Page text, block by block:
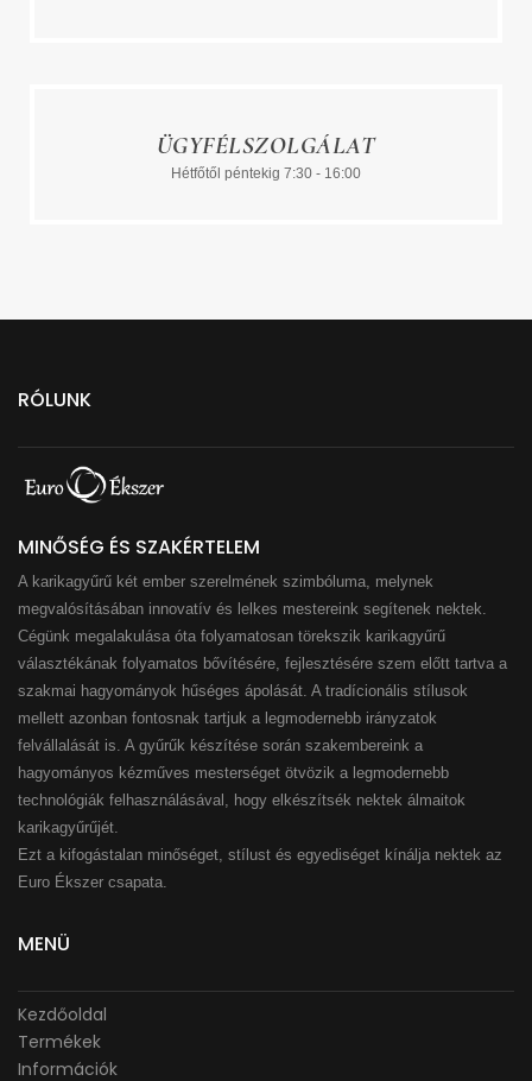
ÜGYFÉLSZOLGÁLAT
Hétfőtől péntekig 7:30 - 16:00
RÓLUNK
MINŐSÉG ÉS SZAKÉRTELEM
A karikagyűrű két ember szerelmének szimbóluma, melynek
megvalósításában innovatív és lelkes mestereink segítenek nektek.
Cégünk megalakulása óta folyamatosan törekszik karikagyűrű
választékának folyamatos bővítésére, fejlesztésére szem előtt tartva a
szakmai hagyományok hűséges ápolását. A tradícionális stílusok
mellett azonban fontosnak tartjuk a legmodernebb irányzatok
felvállalását is. A gyűrűk készítése során szakembereink a
hagyományos kézműves mesterséget ötvözik a legmodernebb
technológiák felhasználásával, hogy elkészítsék nektek álmaitok
karikagyűrűjét.
Ezt a kifogástalan minőséget, stílust és egyediséget kínálja nektek az
Euro Ékszer csapata.
MENÜ
Kezdőoldal
Termékek
Információk